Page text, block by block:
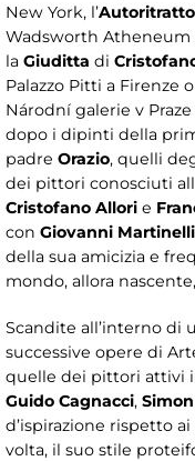
New York, l’
Wadsworth
la Giuditta di
Palazzo Pitti a Firenze
Národní galerie v
dopo i dipinti della
padre Orazio, quelli
dei pittori conosciuti
Cristofano Allori e
con Giovanni Martinelli
della sua amicizia e
mondo, allora
Scandite all’interno di
successive opere di
quelle dei pittori attivi
Guido Cagnacci,
d’ispirazione rispetto
volta, il suo stile